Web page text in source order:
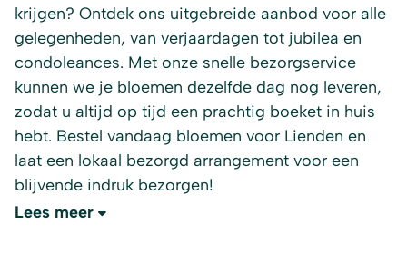
krijgen? Ontdek ons uitgebreide aanbod voor alle
gelegenheden, van verjaardagen tot jubilea en
condoleances. Met onze snelle bezorgservice
kunnen we je bloemen dezelfde dag nog leveren,
zodat u altijd op tijd een prachtig boeket in huis
hebt. Bestel vandaag bloemen voor Lienden en
laat een lokaal bezorgd arrangement voor een
blijvende indruk bezorgen!
Lees meer